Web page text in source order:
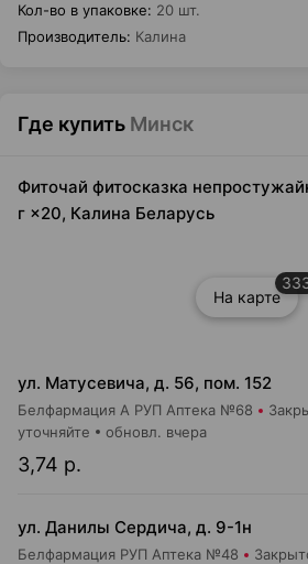
Кол-во в упаковке: 20 шт.
Производитель: Калина
Где купить Минск
Фиточай фитосказка
г ×20, Калина Беларусь
На карте
ул. Матусевича, д. 56, пом. 152
Белфармация А РУП Аптека №68
3,74 р.
уточняйте обновл. вчера
ул. Данилы Сердича, д. 9-1н
Белфармация РУП Аптека №48